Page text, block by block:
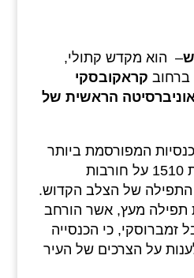
– הוא מקדש קתולי,
קראקובסקי
הראשית של
המפורסמת ביותר
של פולין-ידוע כי בשנת 1510 על חורבות
של הצלב הקדוש.
בית תפילה מעץ, אשר הורחב
זמברוסקי, כי הכנסייה
על הצרכים של העיר